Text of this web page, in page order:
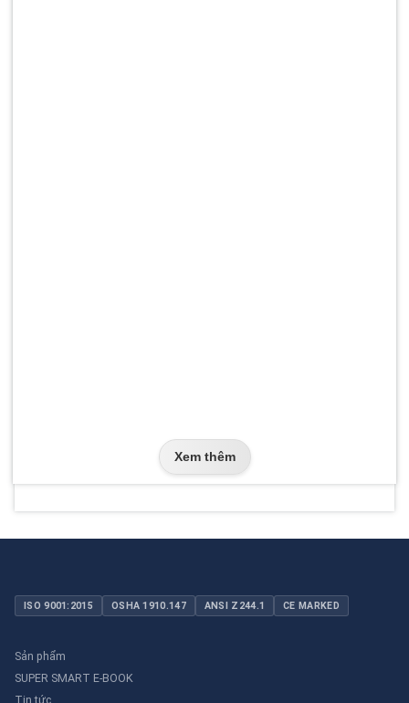
Xem thêm
ISO 9001:2015 OSHA 1910.147 ANSI Z244.1 CE MARKED
Sản phẩm
SUPER SMART E-BOOK
Tin tức